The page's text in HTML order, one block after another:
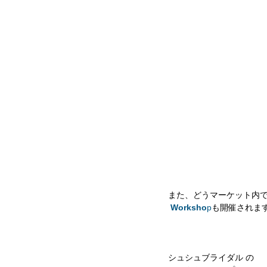
また、どうマーケット内で
Workshopも開催されま
シュシュブライダル の